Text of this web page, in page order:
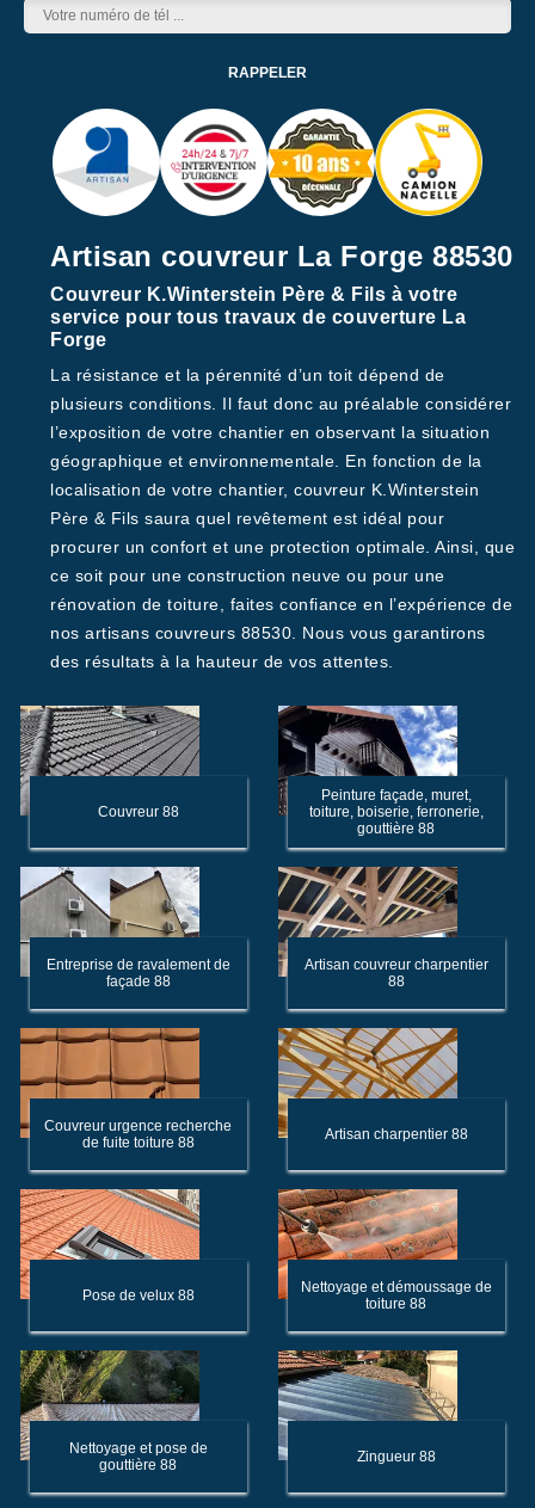
Artisan couvreur La Forge 88530
Couvreur K.Winterstein Père & Fils à votre
service pour tous travaux de couverture La
Forge
La résistance et la pérennité d’un toit dépend de
plusieurs conditions. Il faut donc au préalable considérer
l’exposition de votre chantier en observant la situation
géographique et environnementale. En fonction de la
localisation de votre chantier, couvreur K.Winterstein
Père & Fils saura quel revêtement est idéal pour
procurer un confort et une protection optimale. Ainsi, que
ce soit pour une construction neuve ou pour une
rénovation de toiture, faites confiance en l’expérience de
nos artisans couvreurs 88530. Nous vous garantirons
des résultats à la hauteur de vos attentes.
Couvreur 88
Peinture façade, muret,
toiture, boiserie, ferronerie,
gouttière 88
Entreprise de ravalement de
façade 88
Artisan couvreur charpentier
88
Couvreur urgence recherche
de fuite toiture 88
Artisan charpentier 88
Pose de velux 88
Nettoyage et démoussage de
toiture 88
Nettoyage et pose de
gouttière 88
Zingueur 88